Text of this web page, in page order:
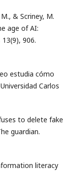
& Scriney, M.
age of AI:
906.
estudia cómo
Carlos
to delete fake
guardian.
literacy